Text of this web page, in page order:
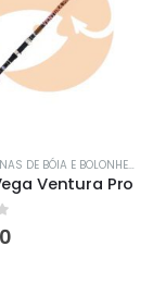
DE BÓIA E BOLONHESA
Ventura Pro